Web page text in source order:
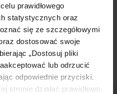
prawidłowego
statystycznych oraz
się ze szczegółowymi
dostosować swoje
„Dostosuj pliki
lub odrzucić
odpowiednie przyciski.
stronie działać prawidłowo.